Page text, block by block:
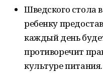
Шведского стола
ребенку
каждый день
противоречит
культуре питания.